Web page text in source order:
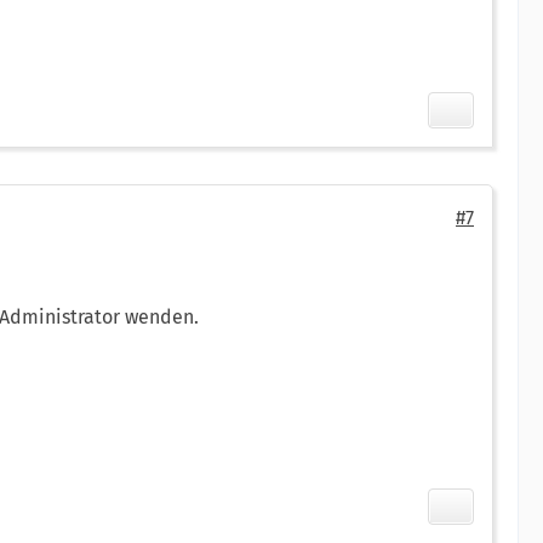
#7
wenden.